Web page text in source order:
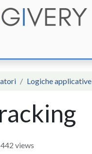
Logiche applicative
views